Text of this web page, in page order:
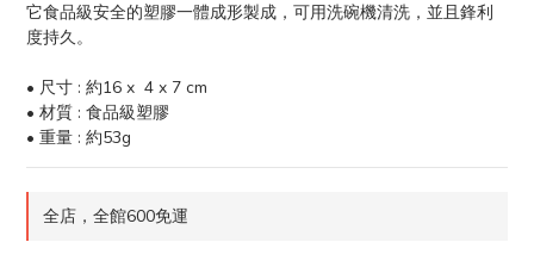
它食品級安全的塑膠一體成形製成，可用洗碗機清洗，並且鋒利
度持久。
• 尺寸 : 約16 x  4 x 7 cm
• 材質 : 食品級塑膠
• 重量 : 約53g
全店，全館600免運